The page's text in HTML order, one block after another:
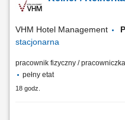
właściwy asortyment na
VHM Hotel Management
stacjonarna
pracownik fizyczny /
pełny etat
18 godz.